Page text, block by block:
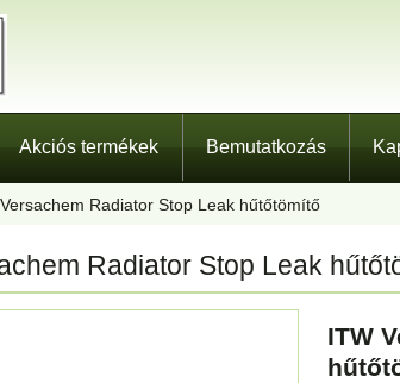
Akciós termékek Bemutatkozás
Radiator Stop Leak hűtőtömítő
Radiator Stop Leak
ITW